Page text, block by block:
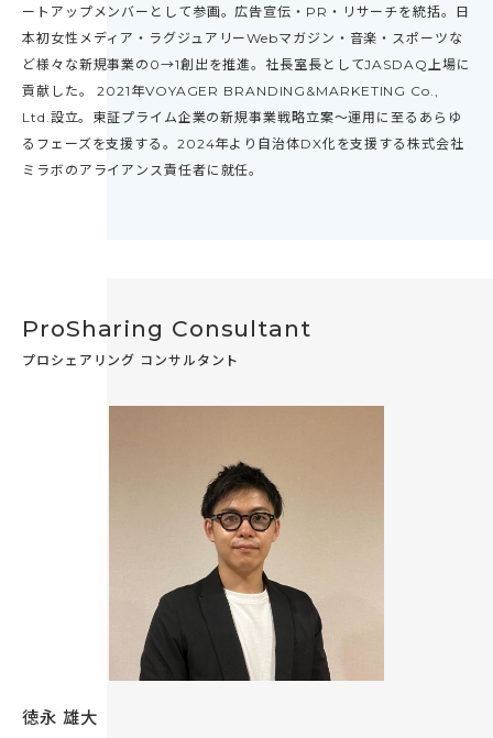
ートアップメンバーとして参画。広告宣伝・PR・リサーチを統括。日
本初女性メディア・ラグジュアリーWebマガジン・音楽・スポーツな
ど様々な新規事業の0→1創出を推進。社長室長としてJASDAQ上場に
貢献した。 2021年VOYAGER BRANDING&MARKETING Co.,
Ltd.設立。東証プライム企業の新規事業戦略立案～運用に至るあらゆ
るフェーズを支援する。2024年より自治体DX化を支援する株式会社
ミラボのアライアンス責任者に就任。
ProSharing Consultant
プロシェアリング コンサルタント
徳永 雄大